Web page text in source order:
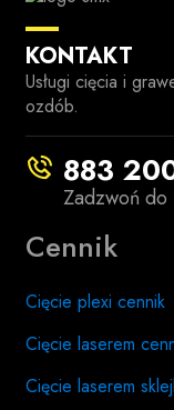
KONTAKT
Usługi cięcia i
ozdób.
883
Zadzwoń do
Cennik
Cięcie plexi cennik
Cięcie laserem
Cięcie laserem